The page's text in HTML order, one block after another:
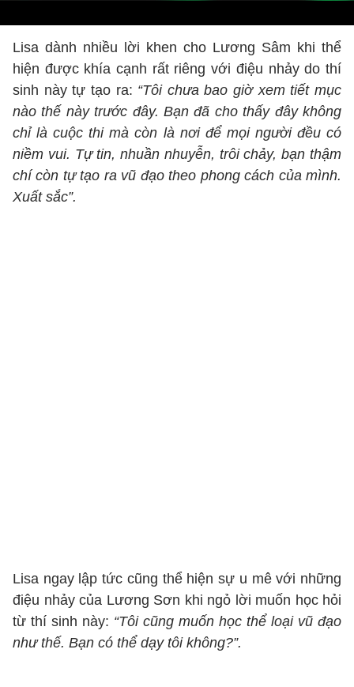
Lisa dành nhiều lời khen cho Lương Sâm khi thể
hiện được khía cạnh rất riêng với điệu nhảy do thí
sinh này tự tạo ra: “Tôi chưa bao giờ xem tiết mục
nào thế này trước đây. Bạn đã cho thấy đây không
chỉ là cuộc thi mà còn là nơi để mọi người đều có
niềm vui. Tự tin, nhuần nhuyễn, trôi chảy, bạn thậm
chí còn tự tạo ra vũ đạo theo phong cách của mình.
Xuất sắc”.
Lisa ngay lập tức cũng thể hiện sự u mê với những
điệu nhảy của Lương Sơn khi ngỏ lời muốn học hỏi
từ thí sinh này: “Tôi cũng muốn học thể loại vũ đạo
như thế. Bạn có thể dạy tôi không?”.